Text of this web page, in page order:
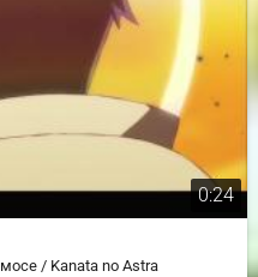
0:24
/ Kanata no Astra